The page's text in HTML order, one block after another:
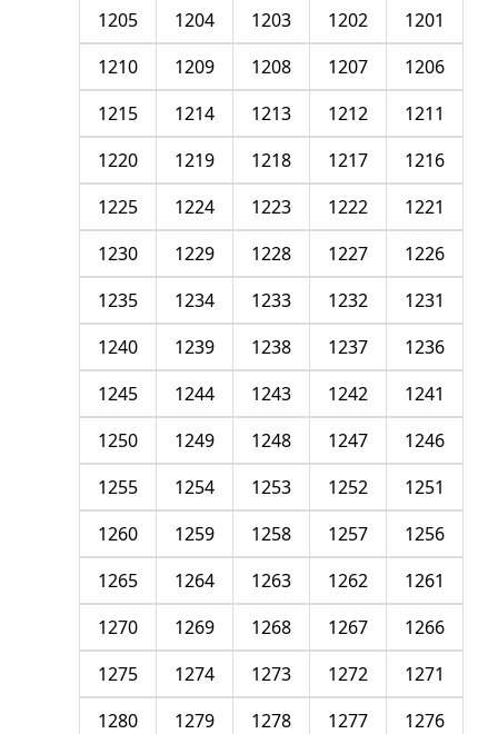
1201
1202
1203
1204
1205
1206
1207
1208
1209
1210
1211
1212
1213
1214
1215
1216
1217
1218
1219
1220
1221
1222
1223
1224
1225
1226
1227
1228
1229
1230
1231
1232
1233
1234
1235
1236
1237
1238
1239
1240
1241
1242
1243
1244
1245
1246
1247
1248
1249
1250
1251
1252
1253
1254
1255
1256
1257
1258
1259
1260
1261
1262
1263
1264
1265
1266
1267
1268
1269
1270
1271
1272
1273
1274
1275
1276
1277
1278
1279
1280